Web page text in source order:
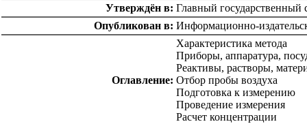
Утверждён в: Главный
Опубликован в: Информационно-
Оглавление:
Характеристика метода
Приборы, аппаратура,
Реактивы, растворы,
Отбор пробы воздуха
Подготовка к измерению
Проведение измерения
Расчет концентрации